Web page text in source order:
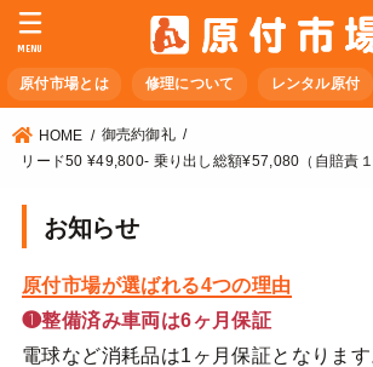
原付市場とは 修理について レンタル原付
MENU
HOME
御売約御礼
リード50 ¥49,800- 乗り出し総額¥57,080（自賠責１
お知らせ
原付市場が選ばれる4つの理由
❶整備済み車両は6ヶ月保証
電球など消耗品は1ヶ月保証となりま